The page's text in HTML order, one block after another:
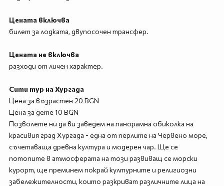
Цената включва
билет за лодката, двупосочен трансфер.
Цената не включва
разходи от личен характер.
Сити тур на Хургада
Цена за възрастен 20 BGN
Цена за дете 10 BGN
Позволете ни да ви заведем на панорамна обиколка на
красивия град Хургада - една от перлите на Червено море,
съчетаваща древна култура и модерен чар. Ще се
потопите в атмосферата на този развиващ се морски
курорт, ще преминем покрай културните и религиозни
забележителности, които разкриват различните лица на